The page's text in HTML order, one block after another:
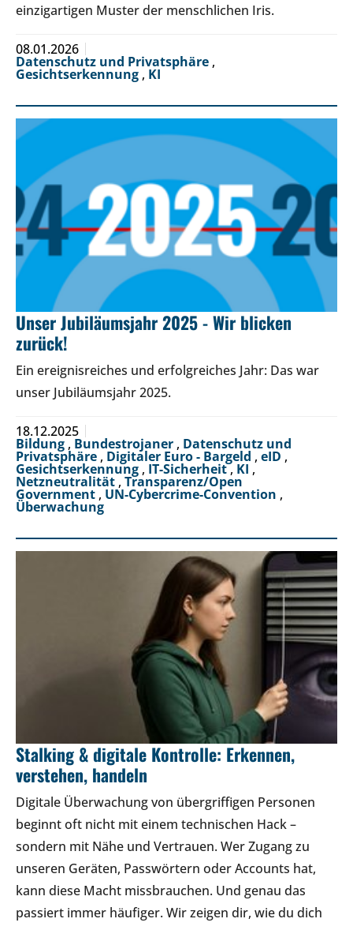
einzigartigen Muster der menschlichen Iris.
08.01.2026
Datenschutz und Privatsphäre ,
Gesichtserkennung , KI
Unser Jubiläumsjahr 2025 - Wir blicken
zurück!
Ein ereignisreiches und erfolgreiches Jahr: Das war
unser Jubiläumsjahr 2025.
18.12.2025
Bildung , Bundestrojaner , Datenschutz und
Privatsphäre , Digitaler Euro - Bargeld , eID ,
Gesichtserkennung , IT-Sicherheit, KI ,
Netzneutralität , Transparenz/Open
Government , UN-Cybercrime-Convention ,
Überwachung
Stalking & digitale Kontrolle: Erkennen,
verstehen, handeln
Digitale Überwachung von übergriffigen Personen
beginnt oft nicht mit einem technischen Hack –
sondern mit Nähe und Vertrauen. Wer Zugang zu
unseren Geräten, Passwörtern oder Accounts hat,
kann diese Macht missbrauchen. Und genau das
passiert immer häufiger. Wir zeigen dir, wie du dich